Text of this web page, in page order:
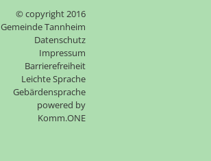
© copyright 2016
Gemeinde Tannheim
Datenschutz
Impressum
Barrierefreiheit
Leichte Sprache
Gebärdensprache
powered by
Komm.ONE